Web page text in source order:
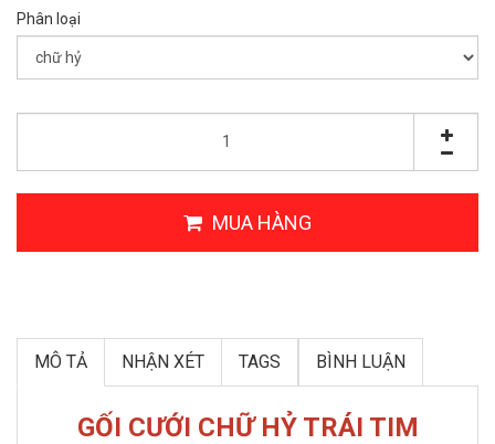
Phân loại
MUA HÀNG
MÔ TẢ NHẬN XÉT TAGS BÌNH LUẬN
GỐI CƯỚI CHỮ HỶ TRÁI TIM